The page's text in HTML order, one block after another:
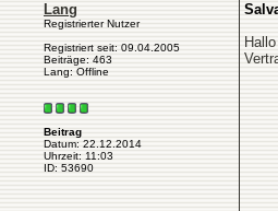
Lang
Registrierter Nutzer
Registriert seit: 09.04.2005
Beiträge: 463
Lang: Offline
Beitrag
Datum: 22.12.2014
Uhrzeit: 11:03
ID: 53690